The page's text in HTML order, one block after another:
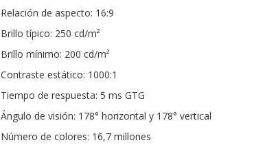
Relación de aspecto: 16:9
Brillo típico: 250 cd/m²
Brillo mínimo: 200 cd/m²
Contraste estático: 1000:1
Tiempo de respuesta: 5 ms GTG
Ángulo de visión: 178° horizontal y 178° vertical
Número de colores: 16,7 millones